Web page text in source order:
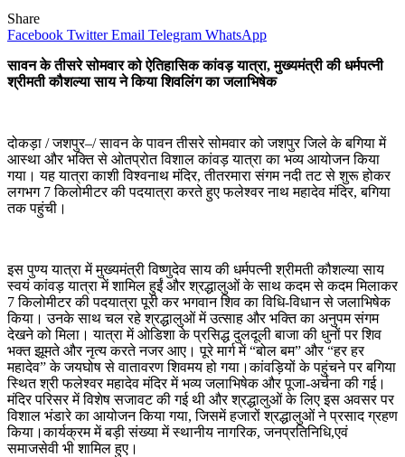
Share
Facebook Twitter Email Telegram WhatsApp
सावन के तीसरे सोमवार को ऐतिहासिक कांवड़ यात्रा, मुख्यमंत्री की धर्मपत्नी
श्रीमती कौशल्या साय ने किया शिवलिंग का जलाभिषेक
दोकड़ा / जशपुर–/ सावन के पावन तीसरे सोमवार को जशपुर जिले के बगिया में
आस्था और भक्ति से ओतप्रोत विशाल कांवड़ यात्रा का भव्य आयोजन किया
गया। यह यात्रा काशी विश्वनाथ मंदिर, तीतरमारा संगम नदी तट से शुरू होकर
लगभग 7 किलोमीटर की पदयात्रा करते हुए फलेश्वर नाथ महादेव मंदिर, बगिया
तक पहुंची।
इस पुण्य यात्रा में मुख्यमंत्री विष्णुदेव साय की धर्मपत्नी श्रीमती कौशल्या साय
स्वयं कांवड़ यात्रा में शामिल हुईं और श्रद्धालुओं के साथ कदम से कदम मिलाकर
7 किलोमीटर की पदयात्रा पूरी कर भगवान शिव का विधि-विधान से जलाभिषेक
किया। उनके साथ चल रहे श्रद्धालुओं में उत्साह और भक्ति का अनुपम संगम
देखने को मिला। यात्रा में ओडिशा के प्रसिद्ध दुलदूली बाजा की धुनों पर शिव
भक्त झूमते और नृत्य करते नजर आए। पूरे मार्ग में “बोल बम” और “हर हर
महादेव” के जयघोष से वातावरण शिवमय हो गया।कांवड़ियों के पहुंचने पर बगिया
स्थित श्री फलेश्वर महादेव मंदिर में भव्य जलाभिषेक और पूजा-अर्चना की गई।
मंदिर परिसर में विशेष सजावट की गई थी और श्रद्धालुओं के लिए इस अवसर पर
विशाल भंडारे का आयोजन किया गया, जिसमें हजारों श्रद्धालुओं ने प्रसाद ग्रहण
किया।कार्यक्रम में बड़ी संख्या में स्थानीय नागरिक, जनप्रतिनिधि,एवं
समाजसेवी भी शामिल हुए।